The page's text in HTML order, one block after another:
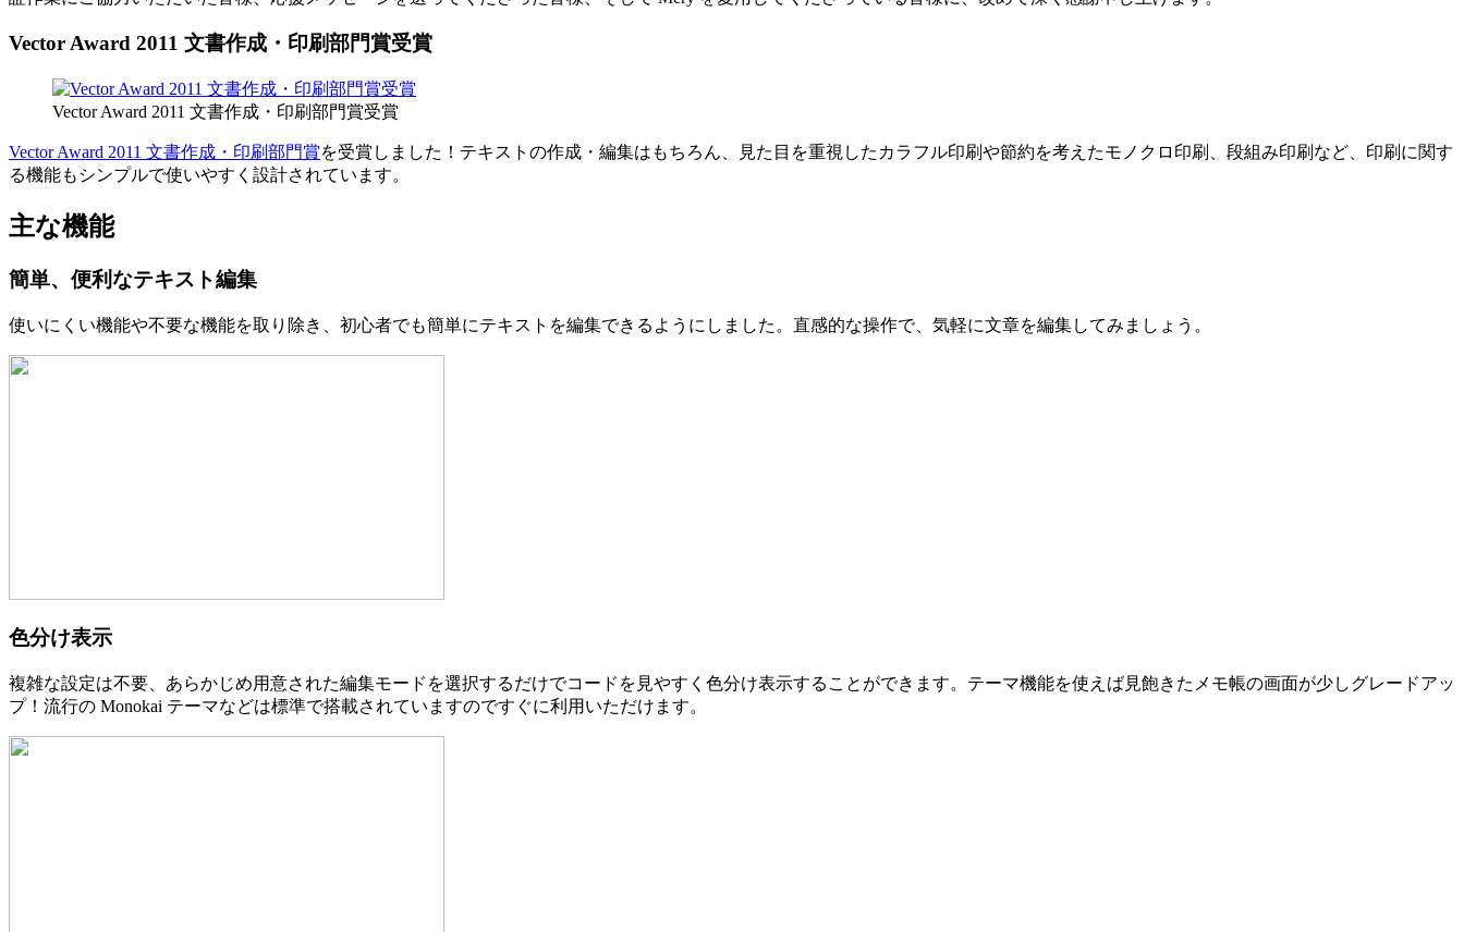
Vector Award 2011 文書作成・印刷部門賞受賞
Vector Award 2011 文書作成・印刷部門賞受賞
Vector Award 2011 文書作成・印刷部門賞を受賞しました！テキストの作成・編集はもちろん、見た目を重視したカラフル印刷や節約を考えたモノクロ印刷、段組み印刷など、印刷に関す
る機能もシンプルで使いやすく設計されています。
主な機能
簡単、便利なテキスト編集
使いにくい機能や不要な機能を取り除き、初心者でも簡単にテキストを編集できるようにしました。直感的な操作で、気軽に文章を編集してみましょう。
色分け表示
複雑な設定は不要、あらかじめ用意された編集モードを選択するだけでコードを見やすく色分け表示することができます。テーマ機能を使えば見飽きたメモ帳の画面が少しグレードアッ
プ！流行の Monokai テーマなどは標準で搭載されていますのですぐに利用いただけます。